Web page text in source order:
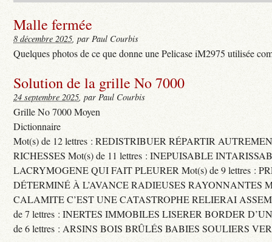
Malle fermée
8 décembre 2025, par Paul Courbis
Quelques photos de ce que donne une Pelicase iM2975 utilisée
Solution de la grille No 7000
24 septembre 2025, par Paul Courbis
Grille No 7000 Moyen
Dictionnaire
Mot(s) de 12 lettres : REDISTRIBUER RÉPARTIR
RICHESSES Mot(s) de 11 lettres : INEPUISABLE
LACRYMOGENE QUI FAIT PLEURER Mot(s) de 9 lettres :
DÉTERMINÉ À L’AVANCE RADIEUSES RAYONNANTES
CALAMITE C’EST UNE CATASTROPHE RELIERAI
de 7 lettres : INERTES IMMOBILES LISERER BORDER
de 6 lettres : ARSINS BOIS BRÛLÉS BABIES SOULIERS